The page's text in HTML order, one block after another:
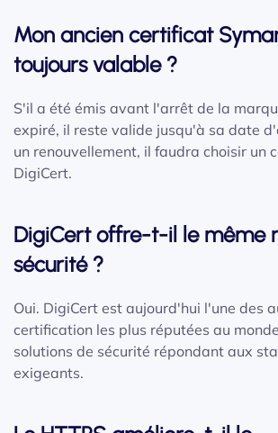
Mon ancien certificat
toujours valable ?
S'il a été émis avant l'arrêt de la
expiré, il reste valide jusqu'à sa date
un renouvellement, il faudra choisir un
DigiCert.
DigiCert offre-t-il le même
sécurité ?
Oui. DigiCert est aujourd'hui l'une des
certification les plus réputées au
solutions de sécurité répondant aux
exigeants.